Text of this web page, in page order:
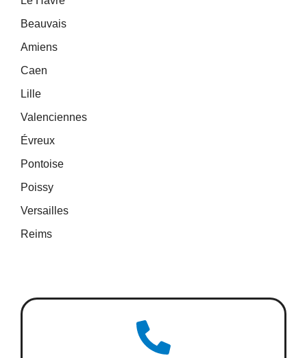
Beauvais
Amiens
Caen
Lille
Valenciennes
Évreux
Pontoise
Poissy
Versailles
Reims